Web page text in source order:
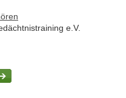
e.V.